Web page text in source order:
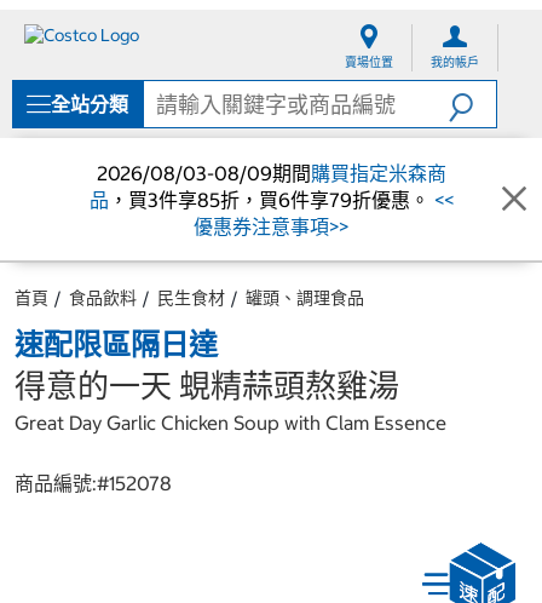
單
賣場位置 我的帳戶
全站分類
2026/08/03-08/09期間購買指定米森商
品 ，買3件享85折，買6件享79折優惠。 <<
優惠券注意事項>>
首頁 食品飲料 民生食材 罐頭、調理食品
速配限區隔日達
得意的一天 蜆精蒜頭熬雞湯
Great Day Garlic Chicken Soup with Clam Essence
商品編號:#152078